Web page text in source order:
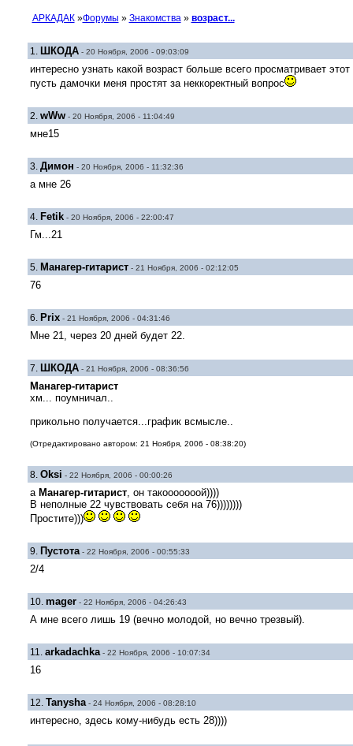
АРКАДАК»Форумы » Знакомства» возраст...
1. ШКОДА- 20 Ноября, 2006 - 09:03:09
интересно узнать какой возраст больше всего просматривает
пусть дамочки меня простят за неккоректный вопрос
2. wWw- 20 Ноября, 2006 - 11:04:49
мне15
3. Димон - 20 Ноября, 2006 - 11:32:36
а мне 26
4. Fetik- 20 Ноября, 2006 - 22:00:47
Гм...21
5. Манагер-гитарист- 21 Ноября, 2006 - 02:12:05
76
6. Prix- 21 Ноября, 2006 - 04:31:46
Мне 21, через 20 дней будет 22.
7. ШКОДА- 21 Ноября, 2006 - 08:36:56
Манагер-гитарист
хм... поумничал..
прикольно получается...график всмысле..
(Отредактировано автором: 21 Ноября, 2006 - 08:38:20)
8. Oksi - 22 Ноября, 2006 - 00:00:26
а Манагер-гитарист, он такооооооой))))
В неполные 22 чувствовать себя на 76))))))))
Простите)))
9. Пустота- 22 Ноября, 2006 - 00:55:33
2/4
10. mager- 22 Ноября, 2006 - 04:26:43
А мне всего лишь 19 (вечно молодой, но вечно трезвый).
11. arkadachka- 22 Ноября, 2006 - 10:07:34
16
12. Tanysha- 24 Ноября, 2006 - 08:28:10
интересно, здесь кому-нибудь есть 28))))